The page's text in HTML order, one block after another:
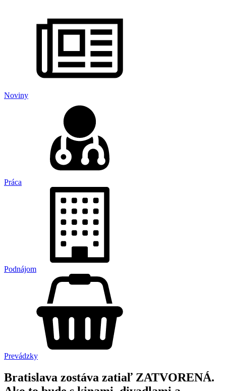
Noviny
Práca
Podnájom
Prevádzky
Bratislava zostáva zatiaľ ZATVORENÁ.